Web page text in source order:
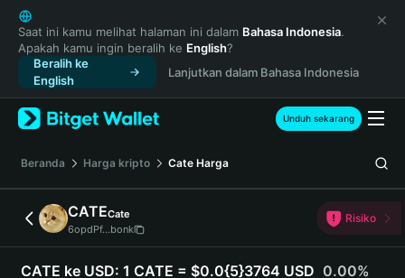
English
日本語
Tiếng Việt
Русский
Español (Latinoamérica)
Türkçe
Français
Deutsch
简体中文
繁體中文
Português (Portugal)
Bahasa Indonesia
Saat ini kamu melihat halaman ini dalam Bahasa Indonesia.
Apakah kamu ingin beralih ke English?
Beralih ke
English
Lanjutkan dalam Bahasa Indonesia
Unduh sekarang
Beranda Harga kripto Cate Harga
CATECate
6opdPf...bonk
Risiko
CATE ke USD: 1 CATE = $0.0{5}3764 USD 0.00%